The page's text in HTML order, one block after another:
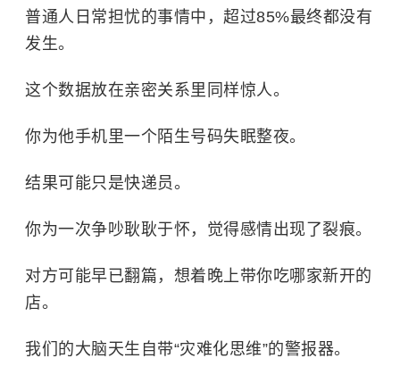
普通人日常担忧的事情中，超过85%最终都没有
发生。
这个数据放在亲密关系里同样惊人。
你为他手机里一个陌生号码失眠整夜。
结果可能只是快递员。
你为一次争吵耿耿于怀，觉得感情出现了裂痕。
对方可能早已翻篇，想着晚上带你吃哪家新开的
店。
我们的大脑天生自带“灾难化思维”的警报器。